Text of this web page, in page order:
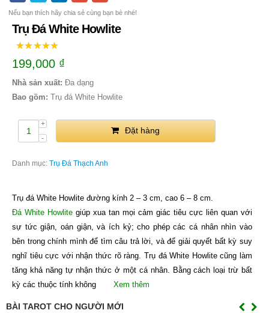
Nếu bạn thích hãy chia sẻ cùng bạn bè nhé!
Trụ Đá White Howlite
199,000 ₫
Nhà sản xuất: Đa dạng
Bao gồm: Trụ đá White Howlite
Đặt hàng
Danh mục: Trụ Đá Thạch Anh
Trụ đá White Howlite đường kính 2 – 3 cm, cao 6 – 8 cm.
Đá White Howlite giúp xua tan mọi cảm giác tiêu cực liên quan với
sự tức giận, oán giận, và ích kỷ; cho phép các cá nhân nhìn vào
bên trong chính mình để tìm câu trả lời, và để giải quyết bất kỳ suy
nghĩ tiêu cực với nhận thức rõ ràng. Trụ đá White Howlite cũng làm
tăng khả năng tự nhận thức ở một cá nhân. Bằng cách loại trừ bất
kỳ các thuộc tính không
Xem thêm
BÀI TAROT CHO NGƯỜI MỚI